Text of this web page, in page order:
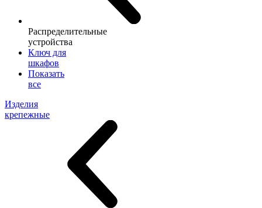
Распределительные
устройства
Ключ для
шкафов
Показать
все
Изделия
крепежные